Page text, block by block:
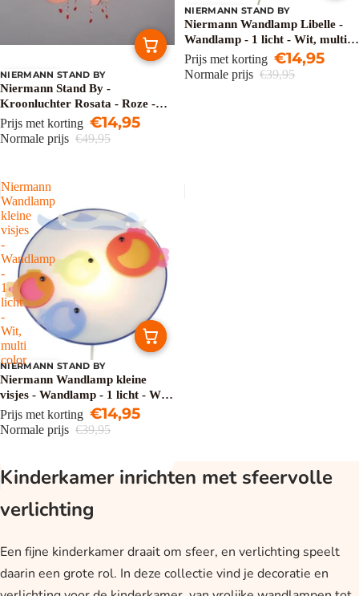
Uitverkoop
NIERMANN STAND BY
Niermann Stand By -
Kroonluchter Rosata - Roze -
55cm
Prijs met korting €14,95
Normale prijs €49,95
Uitverkoop
NIERMANN STAND BY
Niermann Wandlamp Libelle -
Wandlamp - 1 licht - Wit, multi
color
Prijs met korting €14,95
Normale prijs €39,95
Niermann
Wandlamp
kleine
visjes
-
Wandlamp
-
1
licht
-
Wit,
multi
color
Uitverkoop
NIERMANN STAND BY
Niermann Wandlamp kleine
visjes - Wandlamp - 1 licht - Wit,
multi color
Prijs met korting €14,95
Normale prijs €39,95
Kinderkamer inrichten met sfeervolle
verlichting
Een fijne kinderkamer draait om sfeer, en verlichting speelt
daarin een grote rol. In deze collectie vind je decoratie en